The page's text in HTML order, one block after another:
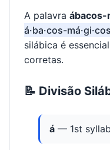
A palavra ábacos-
á·ba·cos-má·gi·cos
silábica é
corretas.
📝 Divisão
á — 1st